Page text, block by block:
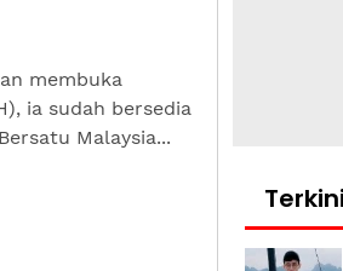
membuka
ia sudah bersedia
Malaysia...
Terkini